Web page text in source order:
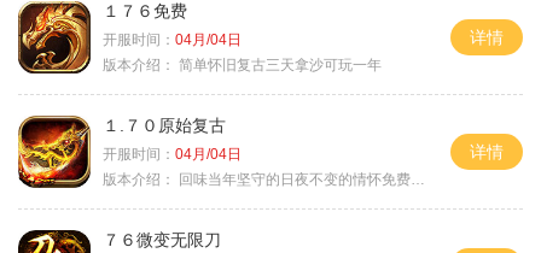
１７６免费
开服时间： 04月/04日
版本介绍： 简单怀旧复古三天拿沙可玩一年
详情
１.７０原始复古
开服时间： 04月/04日
版本介绍：
回味当年坚守的日夜不变的情怀免费绿色
详情
７６微变无限刀